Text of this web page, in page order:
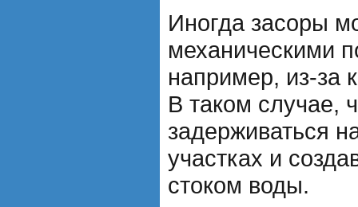
Иногда засоры
механическими
например, из-за
В таком случае,
задерживаться
участках и
стоком воды.